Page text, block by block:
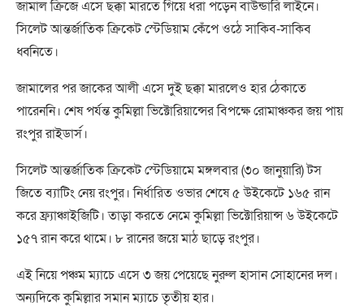
জামাল ক্রিজে এসে ছক্কা মারতে গিয়ে ধরা পড়েন বাউন্ডারি লাইনে।
সিলেট আন্তর্জাতিক ক্রিকেট স্টেডিয়াম কেঁপে ওঠে সাকিব-সাকিব
ধ্বনিতে।
জামালের পর জাকের আলী এসে দুই ছক্কা মারলেও হার ঠেকাতে
পারেননি। শেষ পর্যন্ত কুমিল্লা ভিক্টোরিয়ান্সের বিপক্ষে রোমাঞ্চকর জয় পায়
রংপুর রাইডার্স।
সিলেট আন্তর্জাতিক ক্রিকেট স্টেডিয়ামে মঙ্গলবার (৩০ জানুয়ারি) টস
জিতে ব্যাটিং নেয় রংপুর। নির্ধারিত ওভার শেষে ৫ উইকেটে ১৬৫ রান
করে ফ্র্যাঞ্চাইজিটি। তাড়া করতে নেমে কুমিল্লা ভিক্টোরিয়ান্স ৬ উইকেটে
১৫৭ রান করে থামে। ৮ রানের জয়ে মাঠ ছাড়ে রংপুর।
এই নিয়ে পঞ্চম ম্যাচে এসে ৩ জয় পেয়েছে নুরুল হাসান সোহানের দল।
অন্যদিকে কুমিল্লার সমান ম্যাচে তৃতীয় হার।